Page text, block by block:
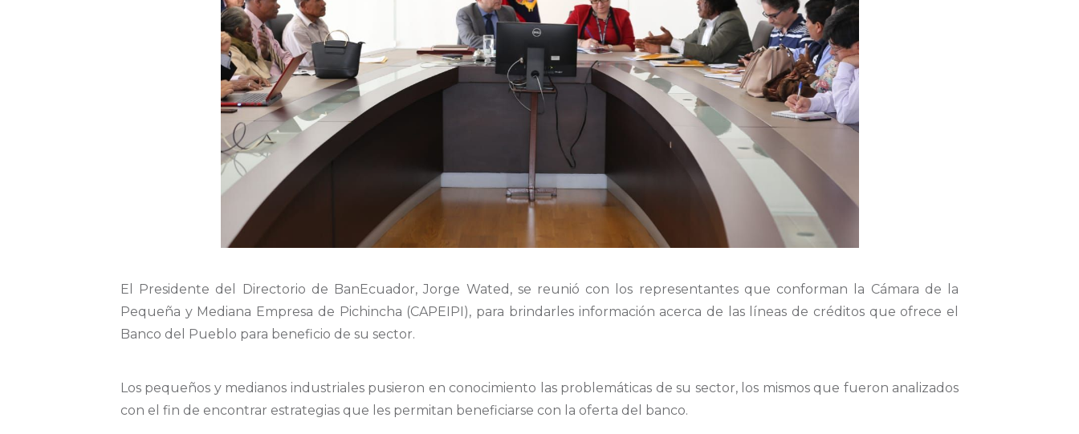
El Presidente del Directorio de BanEcuador, Jorge Wated, se reunió con los representantes que conforman la Cámara de la
Pequeña y Mediana Empresa de Pichincha (CAPEIPI), para brindarles información acerca de las líneas de créditos que ofrece el
Banco del Pueblo para beneficio de su sector.
Los pequeños y medianos industriales pusieron en conocimiento las problemáticas de su sector, los mismos que fueron analizados
con el fin de encontrar estrategias que les permitan beneficiarse con la oferta del banco.